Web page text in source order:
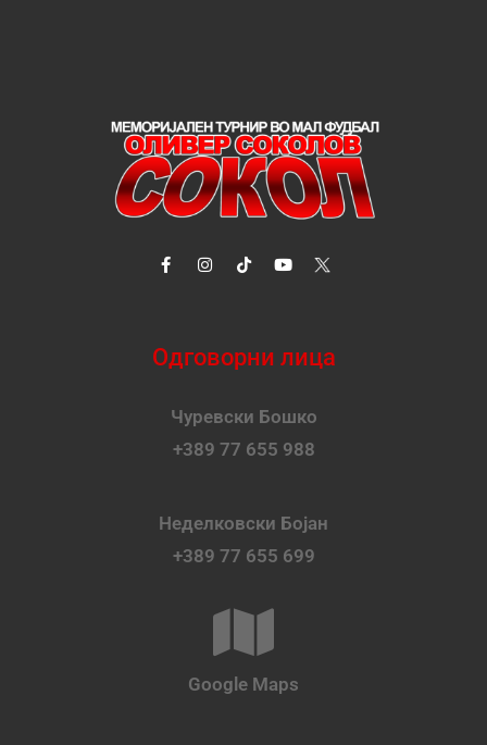
Одговорни лица
Чуревски Бошко
+389 77 655 988
Неделковски Бојан
+389 77 655 699
Google Maps